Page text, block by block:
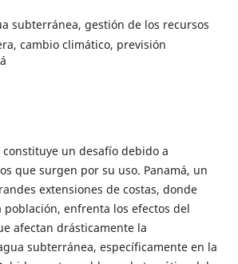
subterránea, gestión de los recursos
cambio climático, previsión
constituye un desafío debido a
que surgen por su uso. Panamá, un
extensiones de costas, donde
población, enfrenta los efectos del
afectan drásticamente la
subterránea, específicamente en la